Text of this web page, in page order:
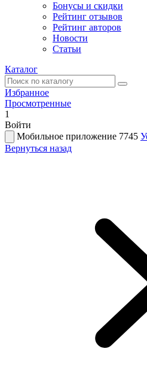
Бонусы и скидки
Рейтинг отзывов
Рейтинг авторов
Новости
Статьи
Каталог
Избранное
Просмотренные
1
Войти
Мобильное приложение 7745
Вернуться назад